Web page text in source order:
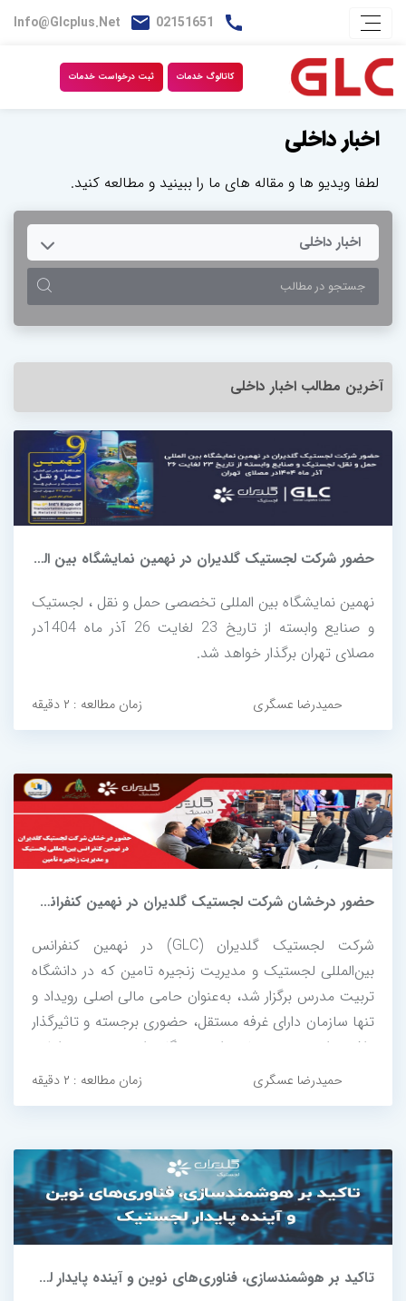
02151651
Info@glcplus.net
کاتالوگ خدمات ثبت درخواست خدمات
اخبار داخلی
لطفا ویدیو ها و مقاله های ما را ببینید و مطالعه کنید.
اخبار داخلی
آخرین مطالب اخبار داخلی
حضور شرکت لجستیک گلدیران در نهمین نمایشگاه بین المللی حمل و نقل، لجستیک...
نهمین نمایشگاه بین المللی تخصصی حمل و نقل ، لجستیک
و صنایع وابسته از تاریخ 23 لغایت 26 آذر ماه 1404در
مصلای تهران برگذار خواهد شد.
حمیدرضا عسگری زمان مطالعه : ۲ دقیقه
حضور درخشان شرکت لجستیک گلدیران در نهمین کنفرانس بین‌المللی لجستیک...
شرکت لجستیک گلدیران (GLC) در نهمین کنفرانس
بین‌المللی لجستیک و مدیریت زنجیره تامین که در دانشگاه
تربیت مدرس برگزار شد، به‌عنوان حامی مالی اصلی رویداد و
تنها سازمان دارای غرفه مستقل، حضوری برجسته و تاثیرگذار
داشت. این حضور، نمادی از تعهد گلدیران به توسعه دانش،
فناوری و نوآوری در صنعت لجستیک کشور است و گامی
حمیدرضا عسگری زمان مطالعه : ۲ دقیقه
تاکید بر هوشمندسازی، فناوری‌های نوین و آینده پایدار لجستیک